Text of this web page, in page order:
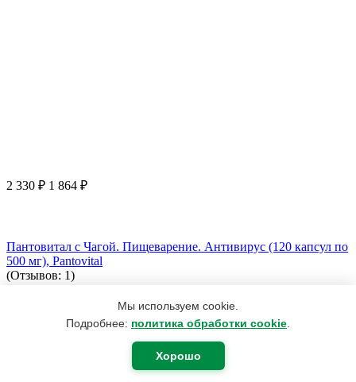
Мы используем cookie.
Подробнее: политика обработки cookie
Хорошо
2 330 ₽ 1 864 ₽
Пантовитал с Чагой. Пищеварение. Антивирус (120 капсул по
500 мг), Pantovital
(Отзывов: 1)